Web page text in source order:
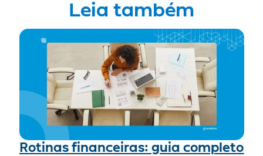
Leia também
Rotinas financeiras: guia completo